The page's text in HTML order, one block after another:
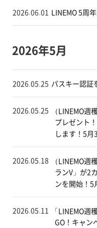
2026.06.01 LINEMO 5周
2026年5月
2026.05.25 パスキー認証
2026.05.25
（LINEMO
プレゼント
します！5月
2026.05.18
（LINEMO
ランV」が2
ンを開始！5
2026.05.11
「LINEMO週
GO！キャン